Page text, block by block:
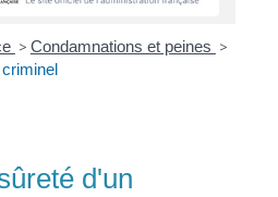
> Condamnations et peines >
d'un